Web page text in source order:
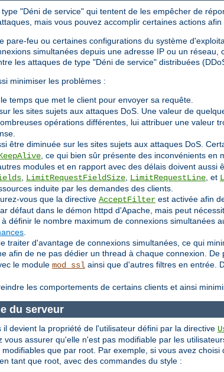
"Déni de service" qui tentent de les empêcher de
mais vous pouvez accomplir certaines actions
pare-feu ou certaines configurations du système
simultanées depuis une adresse IP ou un
les attaques de type "Déni de service" distribuées
minimiser les problèmes :
temps que met le client pour envoyer sa requête.
les sites sujets aux attaques DoS. Une valeur de
opérations différentes, lui attribuer une valeur
être diminuée sur les sites sujets aux attaques DoS.
, ce qui bien sûr présente des inconvénients en
modules et en rapport avec des délais doivent aussi
LimitRequestFieldSize LimitRequestLine , et
induite par les demandes des clients.
vous que la directive AcceptFilter est activée afin
défaut dans le démon httpd d'Apache, mais peut
définir le nombre maximum de connexions simultanées
traiter d'avantage de connexions simultanées, ce qui
afin de ne pas dédier un thread à chaque connexion.
le module mod_ssl ainsi que d'autres filtres en entrée.
les comportements de certains clients et ainsi
du serveur
devient la propriété de l'utilisateur défini par la directive
assurer qu'elle n'est pas modifiable par les
que par root. Par exemple, si vous avez
tant que root, avec des commandes du style :